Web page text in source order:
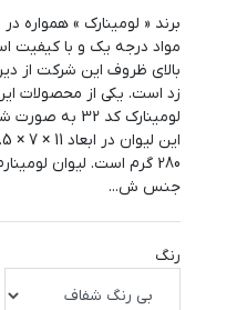
برند « لومینارک » همواره
مواد درجه یک و با کیفیت
بالای ظروف این شرکت از
زد است. یکی از محصولات
لومینارک کد
جنس ش...
رنگ